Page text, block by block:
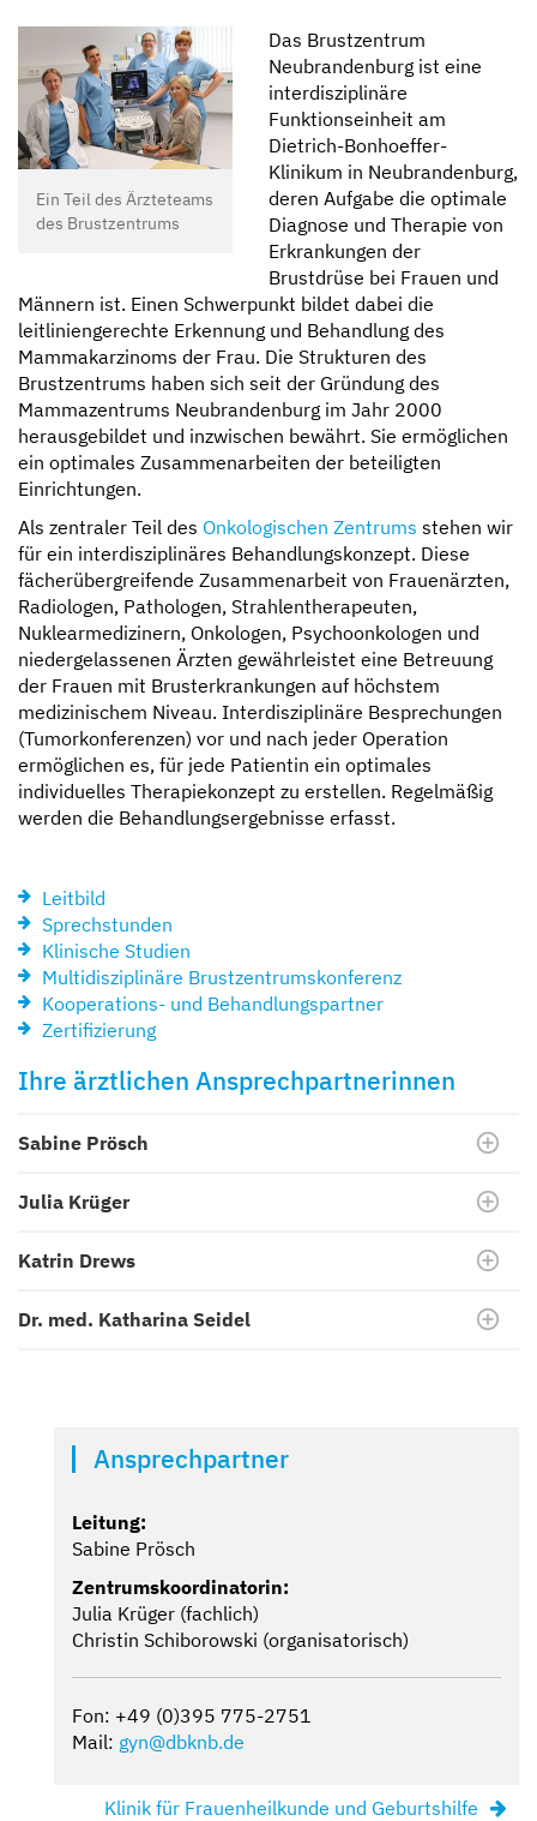
Kompetent und zugewandt
Mit besten Aussichten
Sicher und geborgen
Erzähl sie uns auf
Ein Teil des Ärzteteams
des Brustzentrums
Das Brustzentrum
Neubrandenburg ist eine
interdisziplinäre
Funktionseinheit am
Dietrich-Bonhoeffer-
Klinikum in Neubrandenburg,
deren Aufgabe die optimale
Diagnose und Therapie von
Erkrankungen der
Brustdrüse bei Frauen und
Männern ist. Einen Schwerpunkt bildet dabei die
leitliniengerechte Erkennung und Behandlung des
Mammakarzinoms der Frau. Die Strukturen des
Brustzentrums haben sich seit der Gründung des
Mammazentrums Neubrandenburg im Jahr 2000
herausgebildet und inzwischen bewährt. Sie ermöglichen
ein optimales Zusammenarbeiten der beteiligten
Einrichtungen.
Als zentraler Teil des Onkologischen Zentrums stehen wir
für ein interdisziplinäres Behandlungskonzept. Diese
fächerübergreifende Zusammenarbeit von Frauenärzten,
Radiologen, Pathologen, Strahlentherapeuten,
Nuklearmedizinern, Onkologen, Psychoonkologen und
niedergelassenen Ärzten gewährleistet eine Betreuung
der Frauen mit Brusterkrankungen auf höchstem
medizinischem Niveau. Interdisziplinäre Besprechungen
(Tumorkonferenzen) vor und nach jeder Operation
ermöglichen es, für jede Patientin ein optimales
individuelles Therapiekonzept zu erstellen. Regelmäßig
werden die Behandlungsergebnisse erfasst.
Leitbild
Sprechstunden
Klinische Studien
Multidisziplinäre Brustzentrumskonferenz
Kooperations- und Behandlungspartner
Zertifizierung
Ihre ärztlichen Ansprechpartnerinnen
Sabine Prösch
Julia Krüger
Katrin Drews
Dr. med. Katharina Seidel
Ansprechpartner
Leitung:
Sabine Prösch
Zentrumskoordinatorin:
Julia Krüger (fachlich)
Christin Schiborowski (organisatorisch)
Fon: +49 (0)395 775-2751
Mail: gyn@dbknb.de
Klinik für Frauenheilkunde und Geburtshilfe